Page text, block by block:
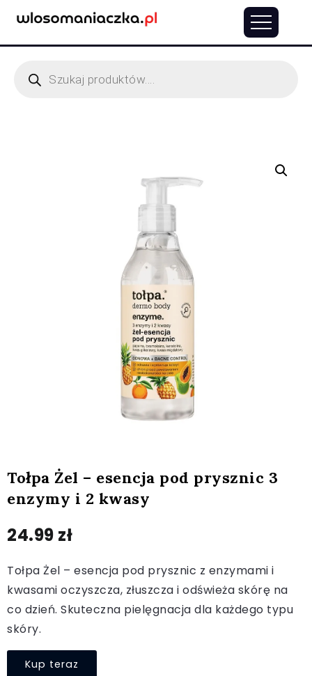
Tołpa Żel – esencja pod prysznic 3
enzymy i 2 kwasy
24.99 zł
Tołpa Żel – esencja pod prysznic z enzymami i
kwasami oczyszcza, złuszcza i odświeża skórę na
co dzień. Skuteczna pielęgnacja dla każdego typu
skóry.
Kup teraz